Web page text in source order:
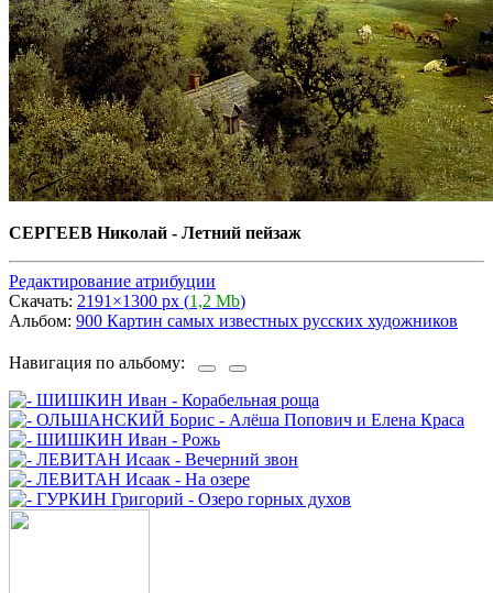
СЕРГЕЕВ Николай - Летний пейзаж
Редактирование атрибуции
Скачать: 2191×1300 px (1,2 Mb)
Альбом: 900 Картин самых известных русских художников
Навигация по альбому: